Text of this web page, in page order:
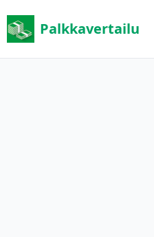
Palkkavertailu